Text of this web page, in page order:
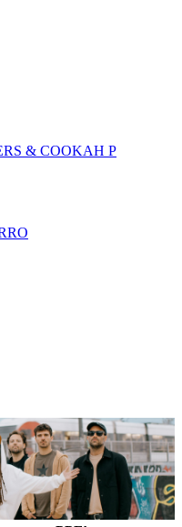
& COOKAH P